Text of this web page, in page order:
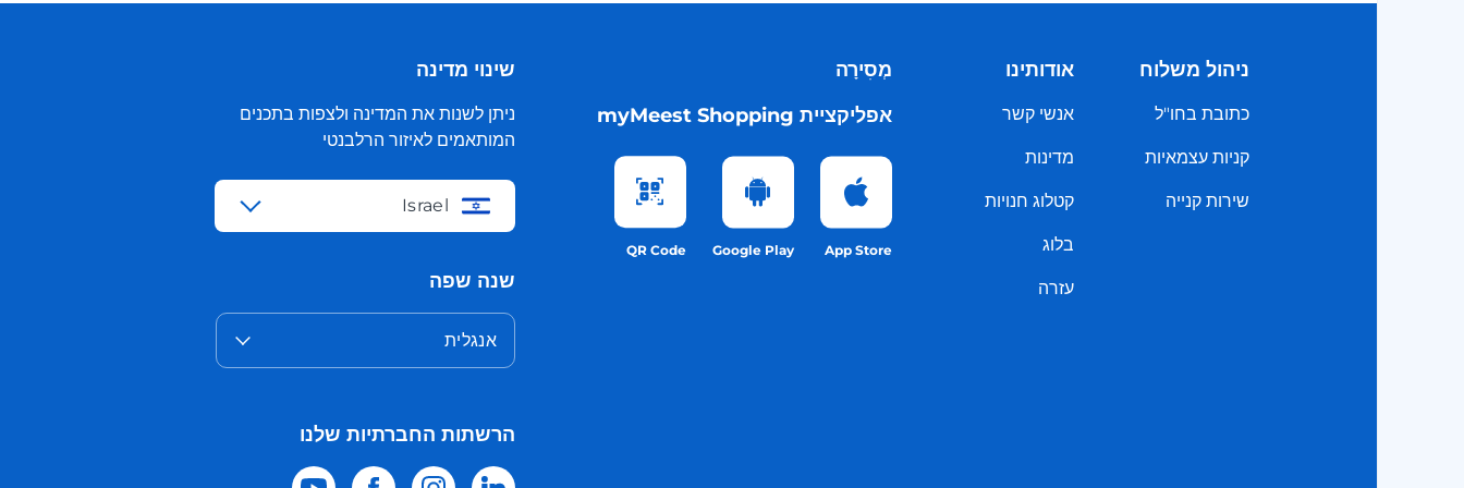
ניהול משלוח
כתובת בחו"ל
קניות עצמאיות
שירות קנייה
אודותינו
אנשי קשר
מדינות
קטלוג חנויות
בלוג
עזרה
מְסִירָה
אפליקציית myMeest Shopping
App Store
Google Play
QR Code
שינוי מדינה
ניתן לשנות את המדינה ולצפות בתכנים
המותאמים לאיזור הרלבנטי
Israel
שנה שפה
אנגלית
הרשתות החברתיות שלנו